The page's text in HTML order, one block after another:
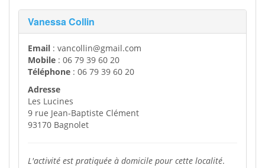
Vanessa Collin
Email : vancollin@gmail.com
Mobile : 06 79 39 60 20
Téléphone : 06 79 39 60 20
Adresse
Les Lucines
9 rue Jean-Baptiste Clément
93170 Bagnolet
L'activité est pratiquée à domicile pour cette localité.